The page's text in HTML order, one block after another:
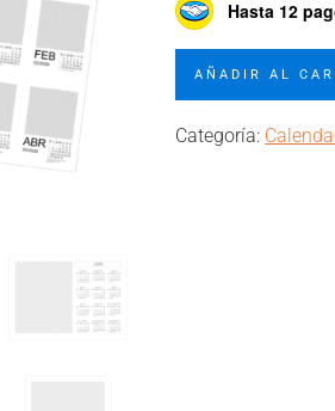
Hasta 12
Pack
Almanaques
AÑADIR AL
Categoría: